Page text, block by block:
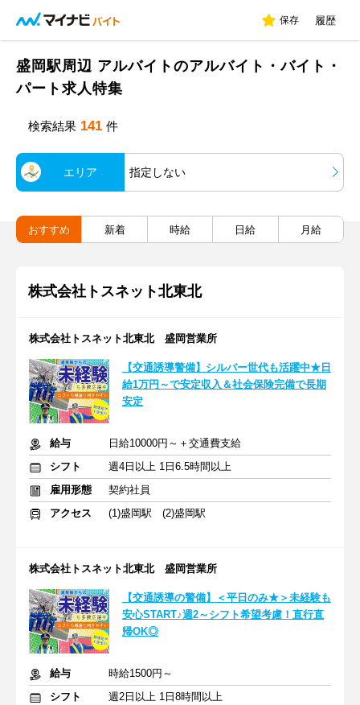
保存 履歴
盛岡駅周辺 アルバイトのアルバイト・バイト・
パート求人特集
検索結果 141 件
エリア 指定しない
おすすめ 新着 時給 日給 月給
株式会社トスネット北東北
株式会社トスネット北東北 盛岡営業所
【交通誘導警備】シルバー世代も活躍中★日
給1万円～で安定収入＆社会保険完備で長期
安定
給与
日給10000円～＋交通費支給
シフト
週4日以上 1日6.5時間以上
雇用形態
契約社員
アクセス
(1)盛岡駅 (2)盛岡駅
株式会社トスネット北東北 盛岡営業所
【交通誘導の警備】＜平日のみ★＞未経験も
安心START♪週2～シフト希望考慮！直行直
帰OK◎
給与
時給1500円～
シフト
週2日以上 1日8時間以上